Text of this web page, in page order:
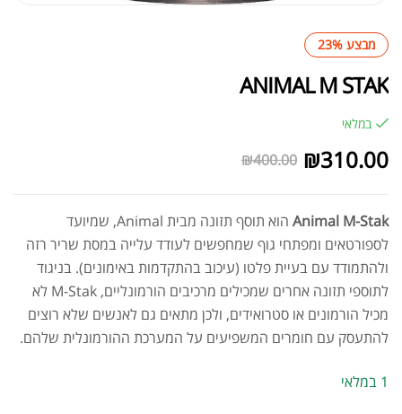
מבצע 23%
ANIMAL M STAK
במלאי
₪400.00 ₪310.00
Animal M-Stak
הוא תוסף תזונה מבית Animal, שמיועד
לספורטאים ומפתחי גוף שמחפשים לעודד עלייה במסת שריר רזה
ולהתמודד עם בעיית פלטו (עיכוב בהתקדמות באימונים). בניגוד
לתוספי תזונה אחרים שמכילים מרכיבים הורמונליים, M-Stak לא
מכיל הורמונים או סטרואידים, ולכן מתאים גם לאנשים שלא רוצים
להתעסק עם חומרים המשפיעים על המערכת ההורמונלית שלהם.
1 במלאי